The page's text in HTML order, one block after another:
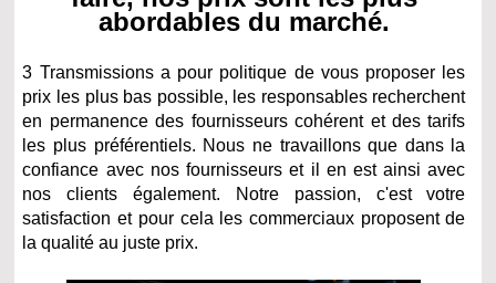
abordables du marché.
3 Transmissions a pour politique de vous proposer les
prix les plus bas possible, les responsables recherchent
en permanence des fournisseurs cohérent et des tarifs
les plus préférentiels. Nous ne travaillons que dans la
confiance avec nos fournisseurs et il en est ainsi avec
nos clients également. Notre passion, c'est votre
satisfaction et pour cela les commerciaux proposent de
la qualité au juste prix.